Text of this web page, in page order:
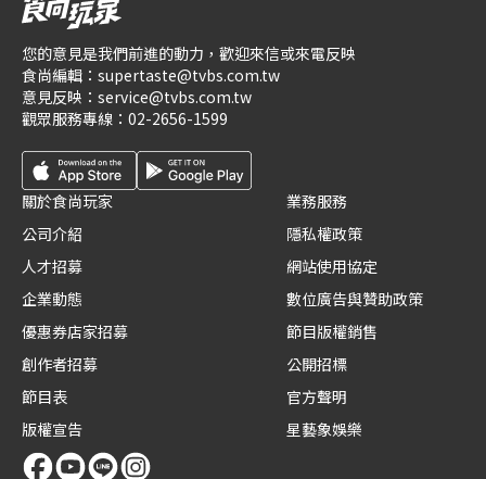
您的意見是我們前進的動力，歡迎來信或來電反映
食尚編輯： supertaste@tvbs.com.tw
意見反映： service@tvbs.com.tw
觀眾服務專線： 02-2656-1599
關於食尚玩家
公司介紹
人才招募
企業動態
優惠券店家招募
創作者招募
節目表
版權宣告
業務服務
隱私權政策
網站使用協定
數位廣告與贊助政策
節目版權銷售
公開招標
官方聲明
星藝象娛樂